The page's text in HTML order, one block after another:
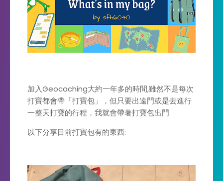
加入Geocaching大約一年多的時間,雖然不是每次
打寶都會帶「打寶包」，但只要出遠門或是去進行
一整天打寶的行程，我就會帶著打寶包出門
以下分享目前打寶包有的東西: